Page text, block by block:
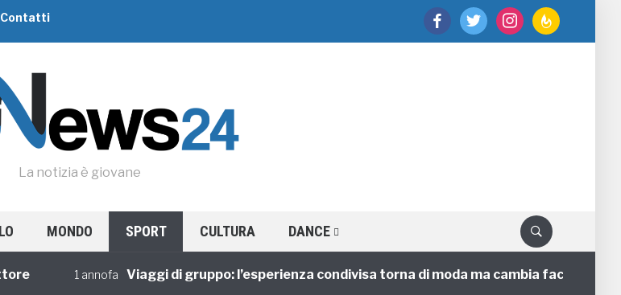
facebooktwitter instagramfeedburner
Contatti
La notizia è giovane
MONDO SPORT CULTURA DANCE
1 annofa Viaggi di gruppo: l’esperienza condivisa torna di moda ma cambia faccia